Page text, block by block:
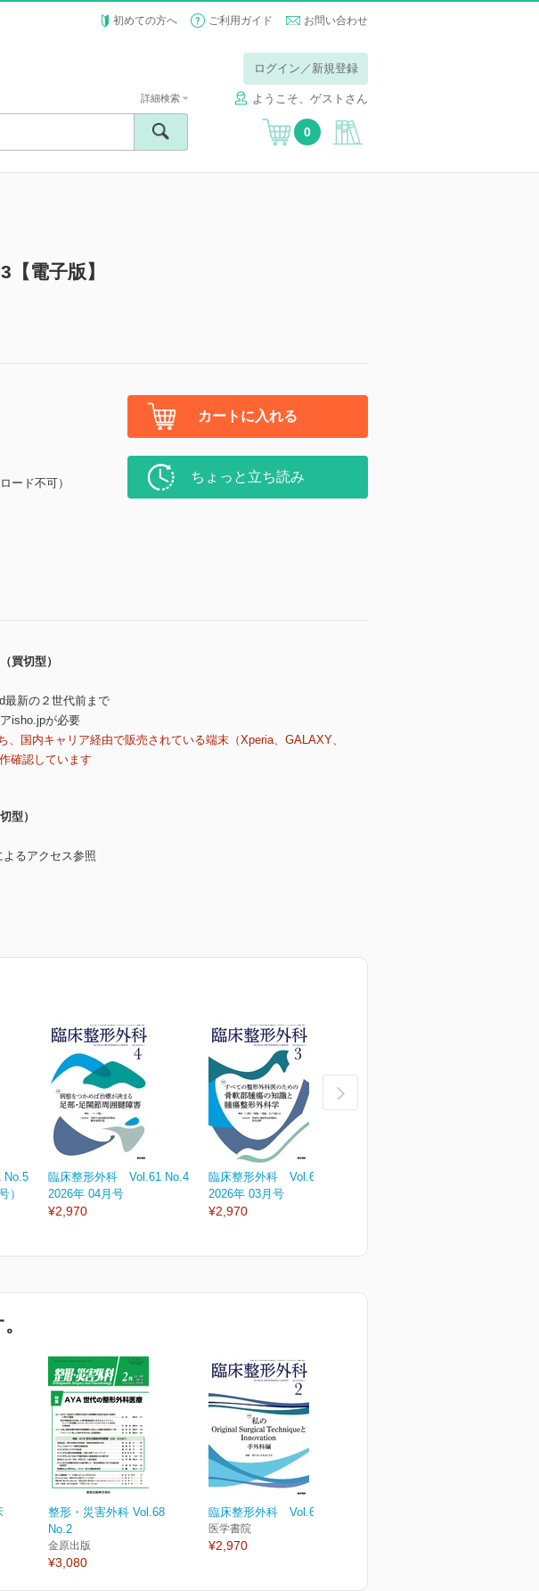
初めての方へ ご利用ガイド お問い合わせ
ログイン／新規登録
ようこそ、ゲストさん
詳細検索
0
電子版】
ード不可）
カートに入れる
ちょっと立ち読み
買切型）
最新の２世代前まで
isho.jpが必要
国内キャリア経由で販売されている端末（Xperia、GALAXY、
確認しています
型）
るアクセス参照
No.5
）
臨床整形外科 Vol.61 No.4
2026年 04月号
¥2,970
臨床整形外科 Vol.61 No.3
2026年 03月号
¥2,970
整形・災害外科 Vol.68
No.2
金原出版
¥3,080
臨床整形外科 Vol.60 No.2
医学書院
¥2,970